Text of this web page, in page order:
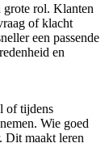
grote rol. Klanten
of klacht
een passende
en
of tijdens
Wie goed
Dit maakt leren